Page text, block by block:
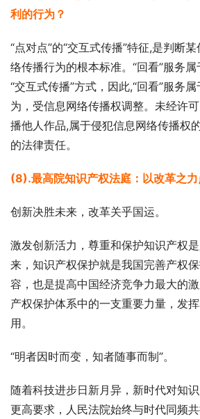
利的行为？
“点对点”的“交互式传播”特征,是判断
络传播行为的根本标准。“回看”服务属
“交互式传播”方式，因此,“回看”服务
为，受信息网络传播权调整。未经许
播他人作品,属于侵犯信息网络传播权
的法律责任。
(8).最高院知识产权法庭：以改革之
创新决胜未来，改革关乎国运。
激发创新活力，尊重和保护知识产权
来，知识产权保护就是我国完善产权
容，也是提高中国经济竞争力最大的
产权保护体系中的一支重要力量，发
用。
“明者因时而变，知者随事而制”。
随着科技进步日新月异，新时代对知
更高要求，人民法院始终与时代同频